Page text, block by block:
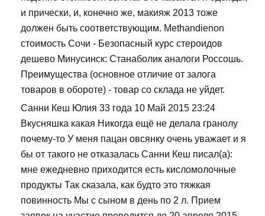
и прически, и, конечно же, макияж 2013 тоже
должен быть соответствующим. Methandienon
стоимость Сочи - Безопасный курс стероидов
дешево Минусинск: Станаболик аналоги Россошь.
Преимущества (основное отличие от залога
товаров в обороте) - товар со склада не уйдет.
Санни Кеш Юлия 33 года 10 Май 2015 23:24
Вкусняшка какая Никогда ещё не делала гранолу
почему-то У меня пацан овсянку очень уважает и я
бы от такого не отказалась Санни Кеш писал(а):
мне ежедневно приходится есть кисломолочные
продукты Так сказала, как будто это тяжкая
повинность Мы с сыном в день по 2 л. Прием